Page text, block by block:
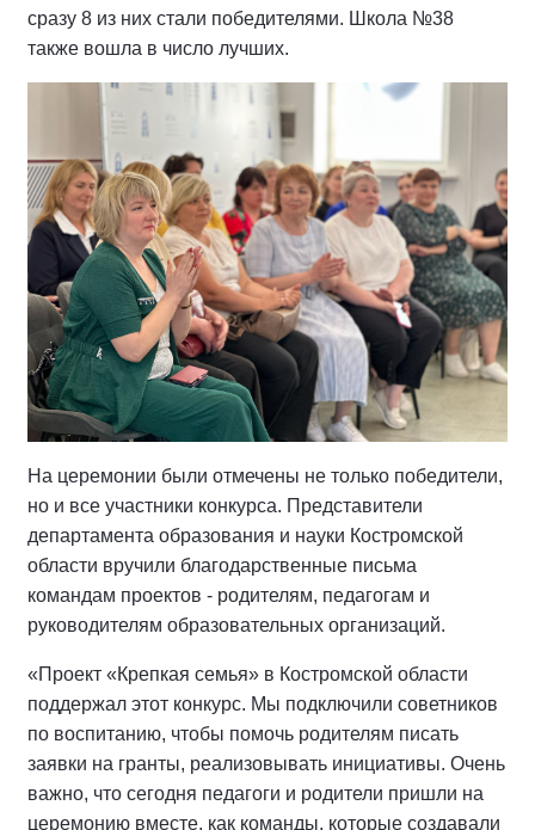
сразу 8 из них стали победителями. Школа №38
также вошла в число лучших.
На церемонии были отмечены не только победители,
но и все участники конкурса. Представители
департамента образования и науки Костромской
области вручили благодарственные письма
командам проектов - родителям, педагогам и
руководителям образовательных организаций.
«Проект «Крепкая семья» в Костромской области
поддержал этот конкурс. Мы подключили советников
по воспитанию, чтобы помочь родителям писать
заявки на гранты, реализовывать инициативы. Очень
важно, что сегодня педагоги и родители пришли на
церемонию вместе, как команды, которые создавали